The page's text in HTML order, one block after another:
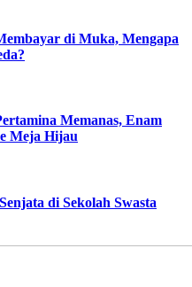
di Muka, Mengapa
Memanas, Enam
Meja Hijau
di Sekolah Swasta